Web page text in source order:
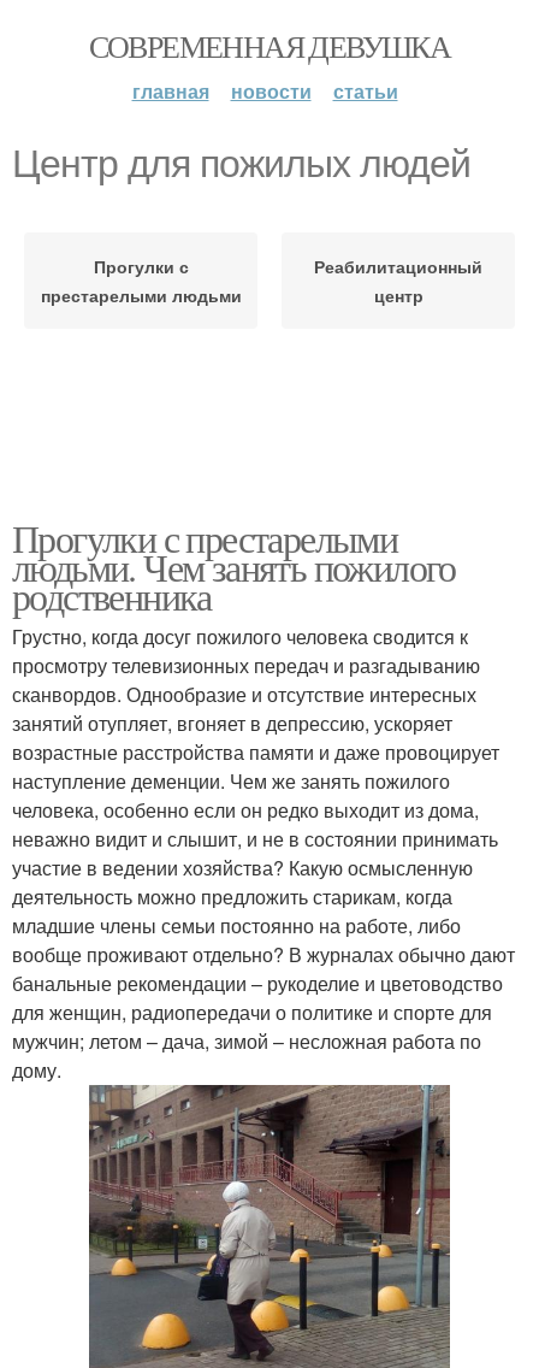
СОВРЕМЕННАЯ ДЕВУШКА
главная новости статьи
Центр для пожилых людей
Прогулки с
престарелыми людьми
Реабилитационный
центр
Прогулки с престарелыми
людьми. Чем занять пожилого
родственника
Грустно, когда досуг пожилого человека сводится к
просмотру телевизионных передач и разгадыванию
сканвордов. Однообразие и отсутствие интересных
занятий отупляет, вгоняет в депрессию, ускоряет
возрастные расстройства памяти и даже провоцирует
наступление деменции. Чем же занять пожилого
человека, особенно если он редко выходит из дома,
неважно видит и слышит, и не в состоянии принимать
участие в ведении хозяйства? Какую осмысленную
деятельность можно предложить старикам, когда
младшие члены семьи постоянно на работе, либо
вообще проживают отдельно? В журналах обычно дают
банальные рекомендации – рукоделие и цветоводство
для женщин, радиопередачи о политике и спорте для
мужчин; летом – дача, зимой – несложная работа по
дому.